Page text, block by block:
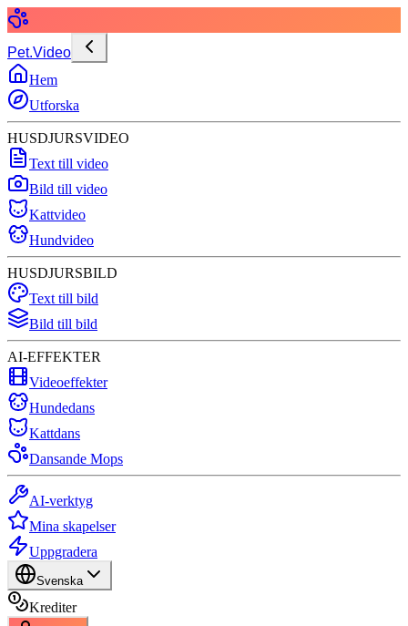
Pet.Video
Hem
Utforska
HUSDJURSVIDEO
Text till video
Bild till video
Kattvideo
Hundvideo
HUSDJURSBILD
Text till bild
Bild till bild
AI-EFFEKTER
Videoeffekter
Hundedans
Kattdans
Dansande Mops
AI-verktyg
Mina skapelser
Uppgradera
Svenska
Krediter